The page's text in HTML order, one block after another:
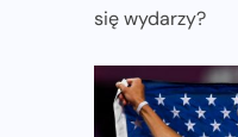
się wydarzy?